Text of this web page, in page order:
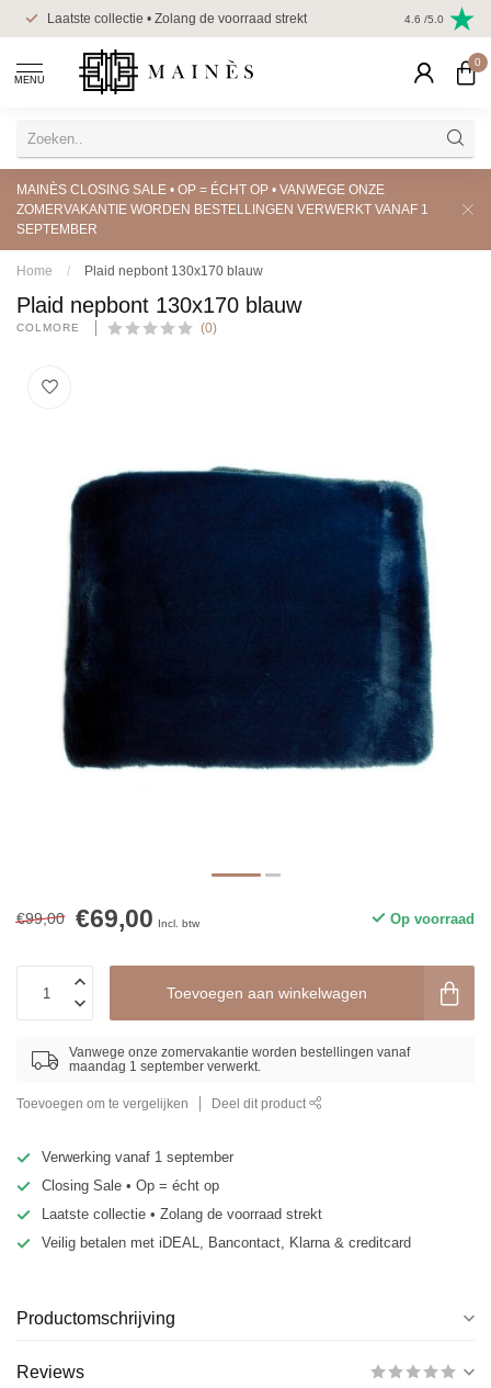
Laatste collectie • Zolang de voorraad strekt Veilig
creditcard
4.6 /5.0
MENU
0
MAINÈS CLOSING SALE • OP = ÉCHT OP • VANWEGE ONZE
ZOMERVAKANTIE WORDEN BESTELLINGEN VERWERKT VANAF 1
SEPTEMBER
Home / Plaid nepbont 130x170 blauw
Plaid nepbont 130x170 blauw
COLMORE (0)
€99,00 €69,00 Incl. btw Op voorraad
Toevoegen aan winkelwagen
Vanwege onze zomervakantie worden bestellingen vanaf
maandag 1 september verwerkt.
Toevoegen om te vergelijken Deel dit product
Verwerking vanaf 1 september
Closing Sale • Op = écht op
Laatste collectie • Zolang de voorraad strekt
Veilig betalen met iDEAL, Bancontact, Klarna & creditcard
Productomschrijving
Reviews